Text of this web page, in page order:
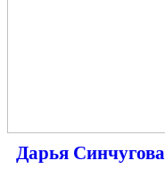
Дарья Синчугова